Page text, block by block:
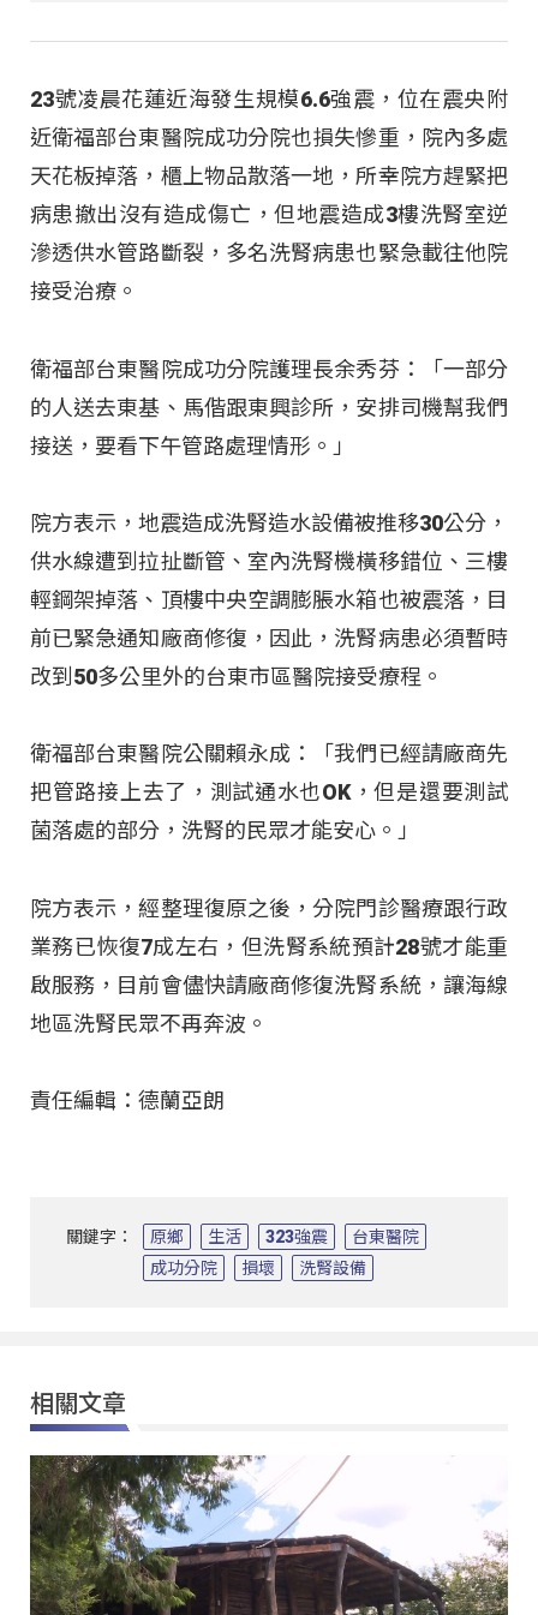
23號凌晨花蓮近海發生規模6.6強震，位在震央附
近衛福部台東醫院成功分院也損失慘重，院內多處
天花板掉落，櫃上物品散落一地，所幸院方趕緊把
病患撤出沒有造成傷亡，但地震造成3樓洗腎室逆
滲透供水管路斷裂，多名洗腎病患也緊急載往他院
接受治療。
衛福部台東醫院成功分院護理長余秀芬：「一部分
的人送去東基、馬偕跟東興診所，安排司機幫我們
接送，要看下午管路處理情形。」
院方表示，地震造成洗腎造水設備被推移30公分，
供水線遭到拉扯斷管、室內洗腎機橫移錯位、三樓
輕鋼架掉落、頂樓中央空調膨脹水箱也被震落，目
前已緊急通知廠商修復，因此，洗腎病患必須暫時
改到50多公里外的台東市區醫院接受療程。
衛福部台東醫院公關賴永成：「我們已經請廠商先
把管路接上去了，測試通水也OK，但是還要測試
菌落處的部分，洗腎的民眾才能安心。」
院方表示，經整理復原之後，分院門診醫療跟行政
業務已恢復7成左右，但洗腎系統預計28號才能重
啟服務，目前會儘快請廠商修復洗腎系統，讓海線
地區洗腎民眾不再奔波。
責任編輯：德蘭亞朗
關鍵字： 原鄉 生活 323強震
台東醫院
成功分院
損壞 洗腎設備
相關文章